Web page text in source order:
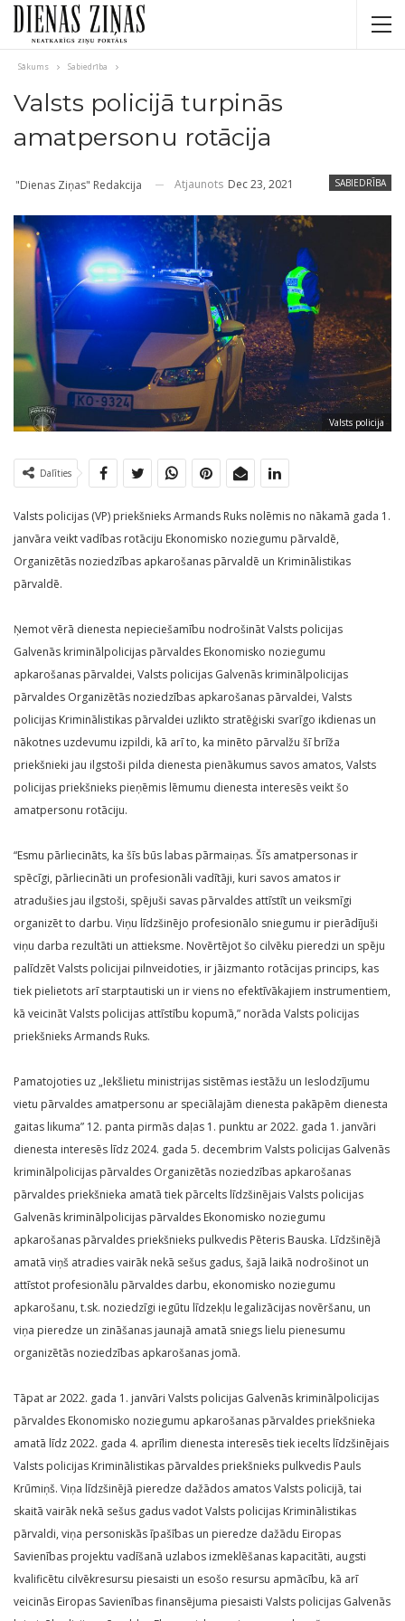
Sākums Sabiedrība
Valsts policijā turpinās
amatpersonu rotācija
SABIEDRĪBA
"Dienas Ziņas" Redakcija Atjaunots Dec 23, 2021
Valsts policija
Dalīties
Valsts policijas (VP) priekšnieks Armands Ruks nolēmis no nākamā gada 1.
janvāra veikt vadības rotāciju Ekonomisko noziegumu pārvaldē,
Organizētās noziedzības apkarošanas pārvaldē un Kriminālistikas
pārvaldē.
Ņemot vērā dienesta nepieciešamību nodrošināt Valsts policijas
Galvenās kriminālpolicijas pārvaldes Ekonomisko noziegumu
apkarošanas pārvaldei, Valsts policijas Galvenās kriminālpolicijas
pārvaldes Organizētās noziedzības apkarošanas pārvaldei, Valsts
policijas Kriminālistikas pārvaldei uzlikto stratēģiski svarīgo ikdienas un
nākotnes uzdevumu izpildi, kā arī to, ka minēto pārvalžu šī brīža
priekšnieki jau ilgstoši pilda dienesta pienākumus savos amatos, Valsts
policijas priekšnieks pieņēmis lēmumu dienesta interesēs veikt šo
amatpersonu rotāciju.
“Esmu pārliecināts, ka šīs būs labas pārmaiņas. Šīs amatpersonas ir
spēcīgi, pārliecināti un profesionāli vadītāji, kuri savos amatos ir
atradušies jau ilgstoši, spējuši savas pārvaldes attīstīt un veiksmīgi
organizēt to darbu. Viņu līdzšinējo profesionālo sniegumu ir pierādījuši
viņu darba rezultāti un attieksme. Novērtējot šo cilvēku pieredzi un spēju
palīdzēt Valsts policijai pilnveidoties, ir jāizmanto rotācijas princips, kas
tiek pielietots arī starptautiski un ir viens no efektīvākajiem instrumentiem,
kā veicināt Valsts policijas attīstību kopumā,” norāda Valsts policijas
priekšnieks Armands Ruks.
Pamatojoties uz „Iekšlietu ministrijas sistēmas iestāžu un Ieslodzījumu
vietu pārvaldes amatpersonu ar speciālajām dienesta pakāpēm dienesta
gaitas likuma” 12. panta pirmās daļas 1. punktu ar 2022. gada 1. janvāri
dienesta interesēs līdz 2024. gada 5. decembrim Valsts policijas Galvenās
kriminālpolicijas pārvaldes Organizētās noziedzības apkarošanas
pārvaldes priekšnieka amatā tiek pārcelts līdzšinējais Valsts policijas
Galvenās kriminālpolicijas pārvaldes Ekonomisko noziegumu
apkarošanas pārvaldes priekšnieks pulkvedis Pēteris Bauska. Līdzšinējā
amatā viņš atradies vairāk nekā sešus gadus, šajā laikā nodrošinot un
attīstot profesionālu pārvaldes darbu, ekonomisko noziegumu
apkarošanu, t.sk. noziedzīgi iegūtu līdzekļu legalizācijas novēršanu, un
viņa pieredze un zināšanas jaunajā amatā sniegs lielu pienesumu
organizētās noziedzības apkarošanas jomā.
Tāpat ar 2022. gada 1. janvāri Valsts policijas Galvenās kriminālpolicijas
pārvaldes Ekonomisko noziegumu apkarošanas pārvaldes priekšnieka
amatā līdz 2022. gada 4. aprīlim dienesta interesēs tiek iecelts līdzšinējais
Valsts policijas Kriminālistikas pārvaldes priekšnieks pulkvedis Pauls
Krūmiņš. Viņa līdzšinējā pieredze dažādos amatos Valsts policijā, tai
skaitā vairāk nekā sešus gadus vadot Valsts policijas Kriminālistikas
pārvaldi, viņa personiskās īpašības un pieredze dažādu Eiropas
Savienības projektu vadīšanā uzlabos izmeklēšanas kapacitāti, augsti
kvalificētu cilvēkresursu piesaisti un esošo resursu apmācību, kā arī
veicinās Eiropas Savienības finansējuma piesaisti Valsts policijas Galvenās